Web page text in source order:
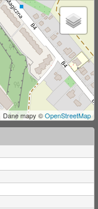
Dane mapy ©OpenStreetMap